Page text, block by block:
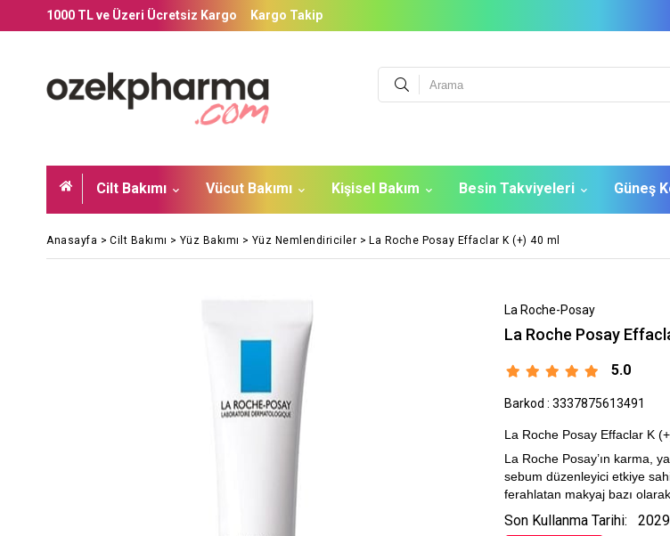
1000 TL ve Üzeri Ücretsiz Kargo Kargo Takip
Cilt Bakımı Vücut Bakımı Kişisel Bakım Besin Takviyeleri Güneş
Anasayfa > Cilt Bakımı > Yüz Bakımı > Yüz Nemlendiriciler > La Roche Posay Effaclar K (+) 40 ml
La Roche-Posay
La Roche Posay
5.0
Barkod : 3337875613491
La Roche Posay Effaclar K
La Roche Posay’ın karma,
sebum düzenleyici etkiye
ferahlatan makyaj bazı
Son Kullanma Tarihi: